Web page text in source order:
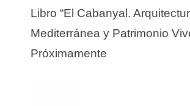
Libro “El Cabanyal.
Mediterránea y Patrimonio
Próximamente
Set Youtube Channel ID